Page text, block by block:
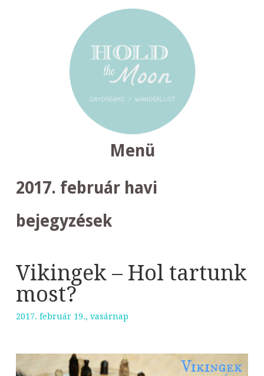
Menü
A2017. február havi
bejegyzések
Vikingek – Hol tartunk
most?
2017. február 19., vasárnap